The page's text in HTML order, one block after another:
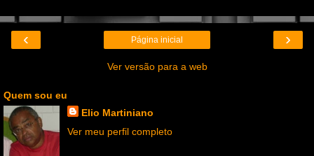
‹ ›
Página inicial
Ver versão para a web
Quem sou eu
Elio Martiniano
Ver meu perfil completo